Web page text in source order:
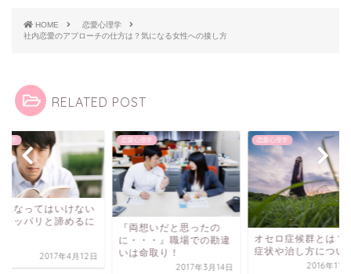
HOME
恋愛心理学
社内恋愛のアプローチの仕方は？気になる女性への接し方
RELATED POST
理学
になってはいけない
キッパリと諦めるに
2017年4月12日
恋愛心理学
『両想いだと思ったの
に・・・』職場での勘違
いは命取り！
2017年3月14日
恋愛心理学
オセロ症候群とは？
症状や治し方につい
2016年11